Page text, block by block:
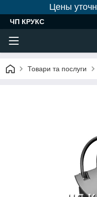
Цены
ЧП КРУКС
Товари та послуги